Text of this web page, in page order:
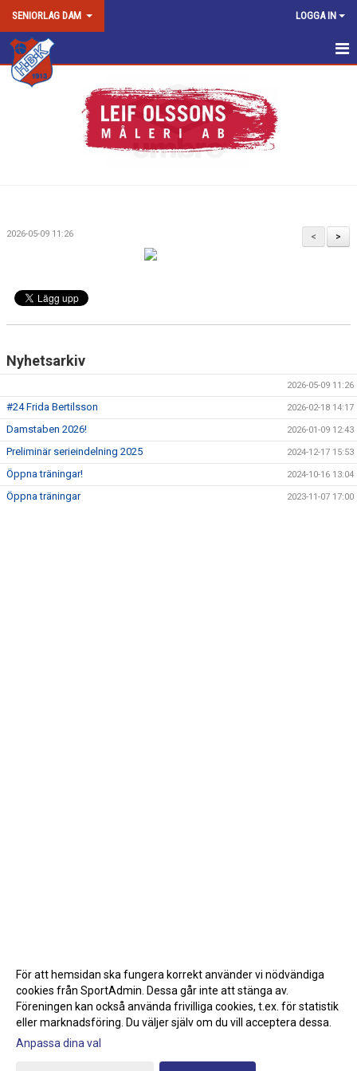
SENIORLAG DAM LOGGA IN
DAM SENIOR/DAM JUNIOR
>
<
2026-05-09 11:26
Nyhetsarkiv
2026-05-09 11:26
#24 Frida Bertilsson 2026-02-18 14:17
Damstaben 2026! 2026-01-09 12:43
Preliminär serieindelning 2025 2024-12-17 15:53
Öppna träningar! 2024-10-16 13:04
Öppna träningar 2023-11-07 17:00
Gå till Webbversion
För att hemsidan ska fungera korrekt använder vi nödvändiga
cookies från SportAdmin. Dessa går inte att stänga av.
Föreningen kan också använda frivilliga cookies, t.ex. för statistik
eller marknadsföring. Du väljer själv om du vill acceptera dessa.
Anpassa dina val